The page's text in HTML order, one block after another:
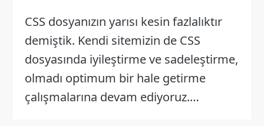
CSS dosyanızın yarısı kesin fazlalıktır
demiştik. Kendi sitemizin de CSS
dosyasında iyileştirme ve sadeleştirme,
olmadı optimum bir hale getirme
çalışmalarına devam ediyoruz.…